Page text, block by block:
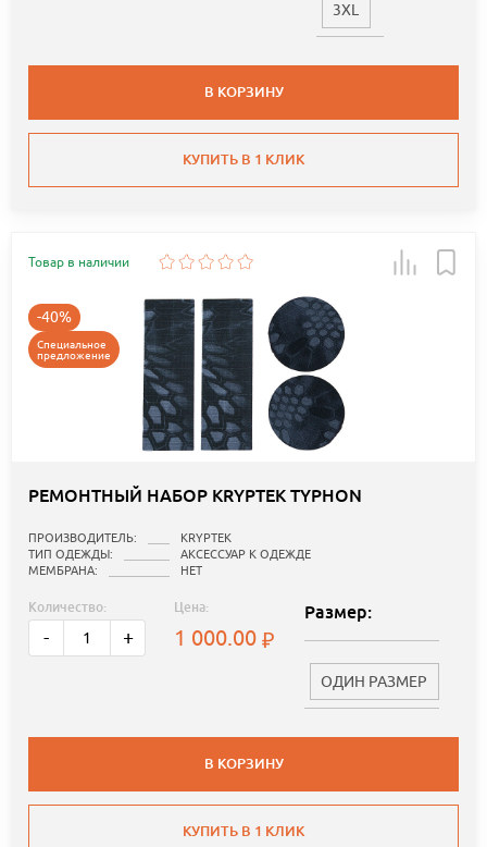
3XL
В КОРЗИНУ
КУПИТЬ В 1 КЛИК
Товар в наличии
-40%
Специальное
предложение
РЕМОНТНЫЙ НАБОР KRYPTEK TYPHON
ПРОИЗВОДИТЕЛЬ:
KRYPTEK
ТИП ОДЕЖДЫ:
АКСЕССУАР К ОДЕЖДЕ
МЕМБРАНА:
НЕТ
Количество:
- +
Цена:
1 000.00
Размер:
ОДИН РАЗМЕР
В КОРЗИНУ
КУПИТЬ В 1 КЛИК